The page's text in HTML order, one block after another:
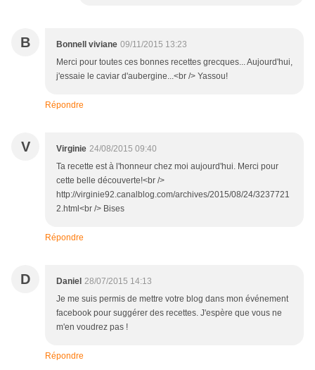
B Bonnell viviane 09/11/2015 13:23
Merci pour toutes ces bonnes recettes grecques... Aujourd'hui,
j'essaie le caviar d'aubergine...<br /> Yassou!
Répondre
V Virginie 24/08/2015 09:40
Ta recette est à l'honneur chez moi aujourd'hui. Merci pour
cette belle découverte!<br />
http://virginie92.canalblog.com/archives/2015/08/24/3237721
2.html<br /> Bises
Répondre
D Daniel 28/07/2015 14:13
Je me suis permis de mettre votre blog dans mon événement
facebook pour suggérer des recettes. J'espère que vous ne
m'en voudrez pas !
Répondre